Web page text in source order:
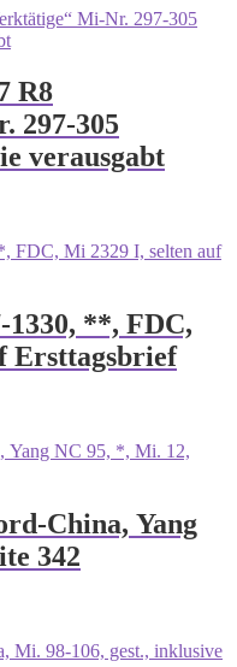
R8
297-305
verausgabt
**, FDC,
Ersttagsbrief
China, Yang
342